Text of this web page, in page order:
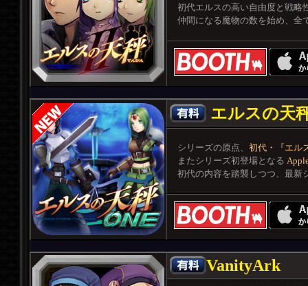
初代エルスの高い自由度と戦略
仲間になる魔物の数を始め、全
エルスの天
シリーズの原点、 初代・『エル
またシリーズ初登場となる
初代の内容を踏襲しつつ、最新
VanityArk